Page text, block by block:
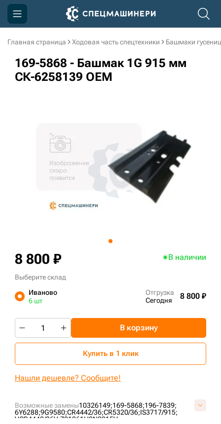
Главная страница Ходовая часть спецтехники Башмаки гусениц
169-5868 - Башмак 1G 915 мм
СК-6258139 OEM
Возможные замены10326149;169-5868;196-7839;
6Y6288;9G9580;CR4442/36;CR5320/36;IS3717/915;
VCR4442/36V;Z01061H0N0915V;
8 800 ₽ В наличии
Выберите склад
Иваново
6 шт
Отгрузка
Сегодня
8 800 ₽
В корзину
Купить в 1 клик
Нашли дешевле? Сообщите!
Компания
Акции
3D тур по производству
3D тур по складам
sksale@skdst.ru